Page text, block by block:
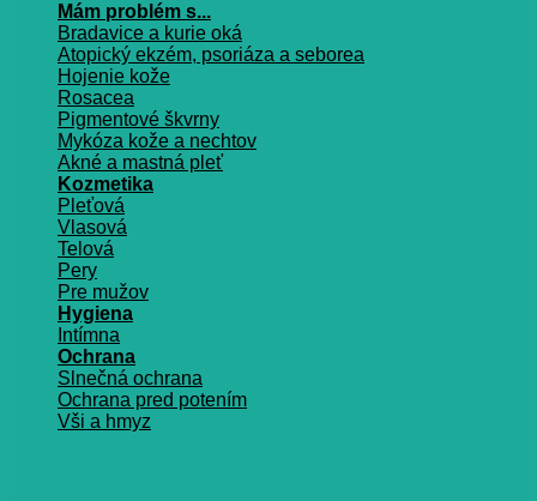
Mám problém s...
Bradavice a kurie oká
Atopický ekzém, psoriáza a seborea
Hojenie kože
Rosacea
Pigmentové škvrny
Mykóza kože a nechtov
Akné a mastná pleť
Kozmetika
Pleťová
Vlasová
Telová
Pery
Pre mužov
Hygiena
Intímna
Ochrana
Slnečná ochrana
Ochrana pred potením
Vši a hmyz